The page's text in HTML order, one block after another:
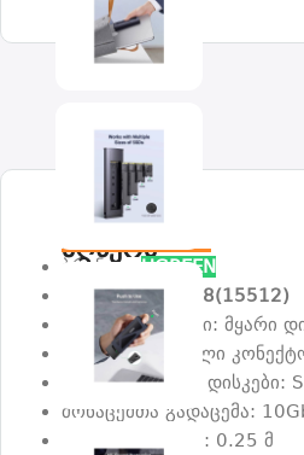
აღწერა
ბრენდი: UGREEN
მოდელი:CM578(15512)
პროდუქტის ტიპი: მყარი
დამაკავშირებელი
მხარდაჭერილი დისკები:
მონაცემთა გადაცემა:
სადენის სიგრძე: 0.25 მ